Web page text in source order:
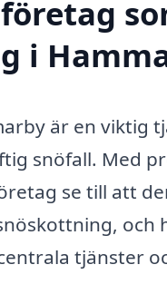
i
är en viktig
snöfall. Med
se till att
och
tjänster